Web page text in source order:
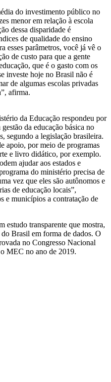
do investimento público no
menor em relação à escola
dessa disparidade é
de qualidade do ensino
esses parâmetros, você já vê o
de custo para que a gente
que é o gasto com os
investe hoje no Brasil não é
de algumas escolas privadas
afirma.
da Educação respondeu por
da educação básica no
segundo a legislação brasileira.
apoio, por meio de programas
e livro didático, por exemplo.
ajudar aos estados e
do ministério precisa de
vez que eles são autônomos e
de educação locais”,
e municípios a contratação de
estudo transparente que mostra,
Brasil em forma de dados. O
no Congresso Nacional
MEC no ano de 2019.